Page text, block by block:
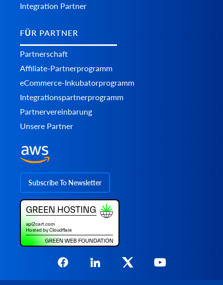
Integration Partner
FÜR PARTNER
Partnerschaft
Affiliate-Partnerprogramm
eCommerce-Inkubatorprogramm
Integrationspartnerprogramm
Partnervereinbarung
Unsere Partner
Subscribe To Newsletter